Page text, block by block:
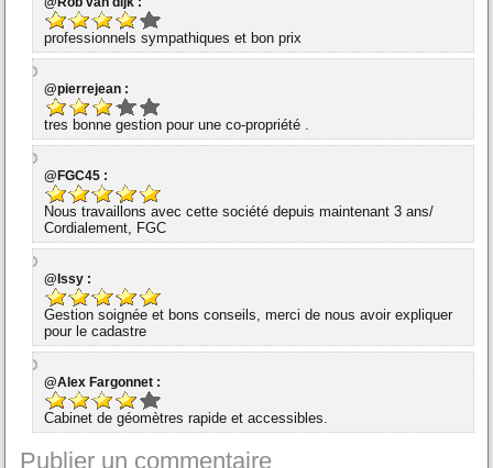
professionnels sympathiques et bon prix
@pierrejean :
tres bonne gestion pour une co-propriété .
@FGC45 :
Nous travaillons avec cette société depuis maintenant 3 ans/
Cordialement, FGC
@Issy :
Gestion soignée et bons conseils, merci de nous avoir expliquer
pour le cadastre
@Alex Fargonnet :
Cabinet de géomètres rapide et accessibles.
Publier un commentaire